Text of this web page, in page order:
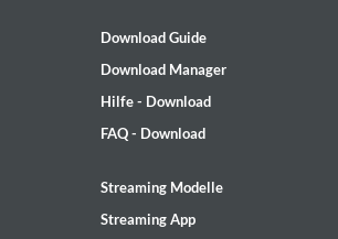
Download Guide
Download Manager
Hilfe - Download
FAQ - Download
Streaming Modelle
Streaming App